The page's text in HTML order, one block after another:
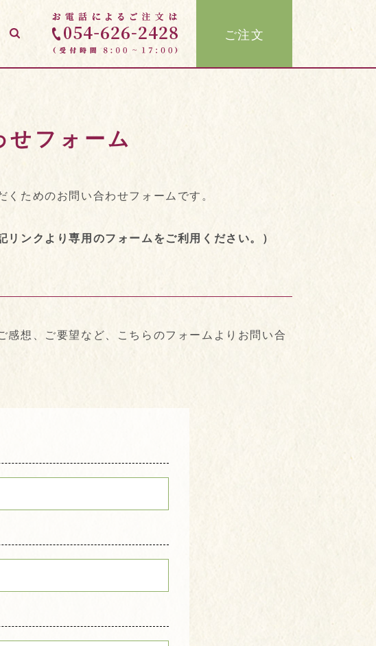
ご注文
せフォーム
ためのお問い合わせフォームです。
ンクより専用のフォームをご利用ください。）
想、ご要望など、こちらのフォームよりお問い合